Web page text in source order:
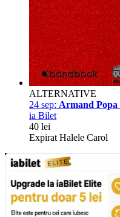
ALTERNATIVE
24 sep: Armand Popa
ia Bilet
40 lei
Expirat Halele Carol